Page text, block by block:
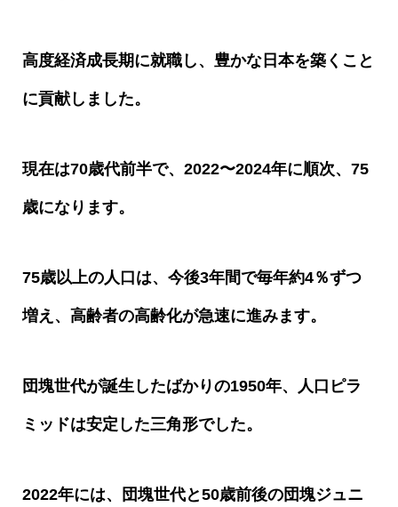
高度経済成長期に就職し、豊かな日本を築くこと
に貢献しました。
現在は70歳代前半で、 2022〜2024年に順次、 75
歳になります。
75歳以上の人口は、今後3年間で毎年約4％ずつ
増え、高齢者の高齢化が急速に進みます。
団塊世代が誕生したばかりの1950年、人口ピラ
ミッドは安定した三角形でした。
2022年には、団塊世代と50歳前後の団塊ジュニ